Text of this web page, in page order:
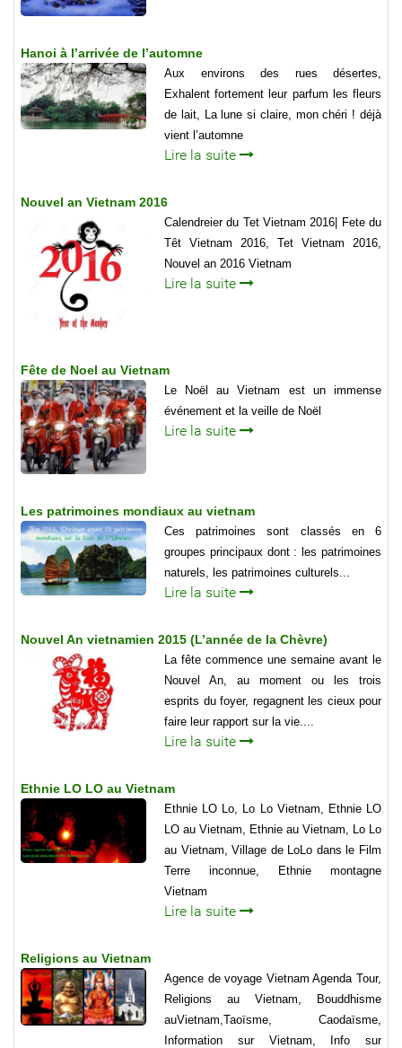
Hanoi à l’arrivée de l’automne
Aux environs des rues désertes,
Exhalent fortement leur parfum les fleurs
de lait, La lune si claire, mon chéri ! déjà
vient l’automne
Lire la suite
Nouvel an Vietnam 2016
Calendreier du Tet Vietnam 2016| Fete du
Têt Vietnam 2016, Tet Vietnam 2016,
Nouvel an 2016 Vietnam
Lire la suite
Fête de Noel au Vietnam
Le Noël au Vietnam est un immense
événement et la veille de Noël
Lire la suite
Les patrimoines mondiaux au vietnam
Ces patrimoines sont classés en 6
groupes principaux dont : les patrimoines
naturels, les patrimoines culturels...
Lire la suite
Nouvel An vietnamien 2015 (L’année de la Chèvre)
La fête commence une semaine avant le
Nouvel An, au moment ou les trois
esprits du foyer, regagnent les cieux pour
faire leur rapport sur la vie....
Lire la suite
Ethnie LO LO au Vietnam
Ethnie LO Lo, Lo Lo Vietnam, Ethnie LO
LO au Vietnam, Ethnie au Vietnam, Lo Lo
au Vietnam, Village de LoLo dans le Film
Terre inconnue, Ethnie montagne
Vietnam
Lire la suite
Religions au Vietnam
Agence de voyage Vietnam Agenda Tour,
Religions au Vietnam, Bouddhisme
auVietnam,Taoïsme, Caodaïsme,
Information sur Vietnam, Info sur